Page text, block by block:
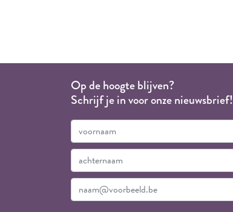
Op de hoogte blijven?
Schrijf je in voor onze nieuwsbrief!